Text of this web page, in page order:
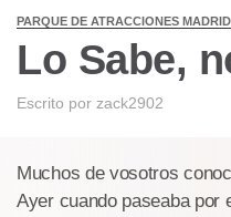
PARQUE DE ATRACCIONES MADRID
Lo Sabe,
Escrito por zack2902
Muchos de vosotros
Ayer cuando paseaba por